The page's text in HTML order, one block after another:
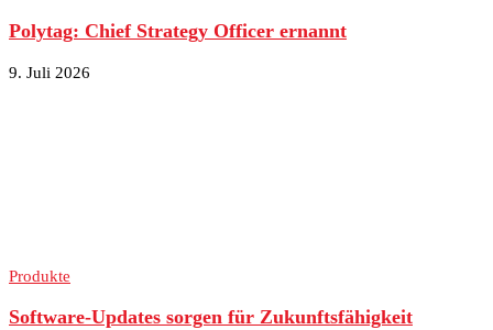
Polytag: Chief Strategy Officer ernannt
9. Juli 2026
Produkte
Software-Updates sorgen für Zukunftsfähigkeit